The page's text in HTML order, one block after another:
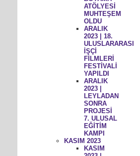
ATÖLYESİ
MUHTEŞEM
OLDU
ARALIK
2023 | 18.
ULUSLARARASI
İŞÇİ
FİLMLERİ
FESTİVALİ
YAPILDI
ARALIK
2023 |
LEYLADAN
SONRA
PROJESİ
7. ULUSAL
EĞİTİM
KAMPI
KASIM 2023
KASIM